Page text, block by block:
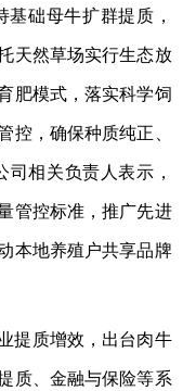
础母牛扩群提质，
天然草场实行生态放
肥模式，落实科学饲
，确保种质纯正、
相关负责人表示，
管控标准，推广先进
本地养殖户共享品牌
提质增效，出台肉牛
质、金融与保险等系